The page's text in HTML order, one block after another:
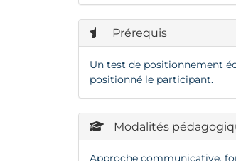
Prérequis
Un test de positionnement
positionné le participant.
Modalités
Approche communicative,